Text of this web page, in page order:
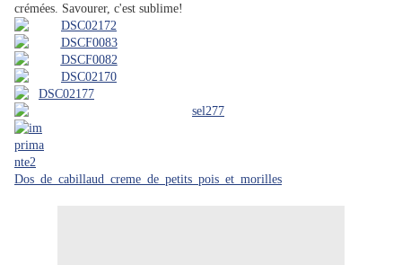
crémées. Savourer, c'est sublime!
Dos_de_cabillaud_creme_de_petits_pois_et_morilles